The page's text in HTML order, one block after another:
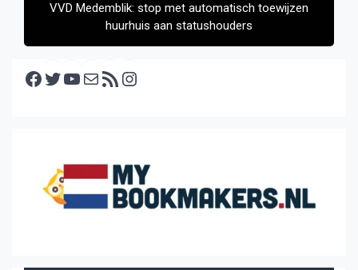
VVD Medemblik: stop met automatisch toewijzen
huurhuis aan statushouders
Facebook Twitter YouTube E-mail RSS feed